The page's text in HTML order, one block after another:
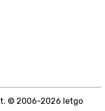
© 2006-2026 letgo